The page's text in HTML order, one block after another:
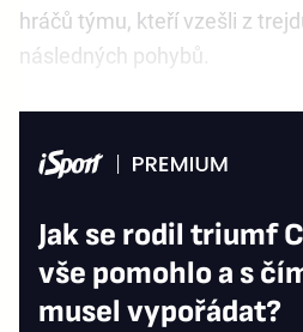
hráčů týmu, kteří vzešli z
následných pohybů.
Jak se rodil triumf
vše pomohlo a s
musel vypořádat?